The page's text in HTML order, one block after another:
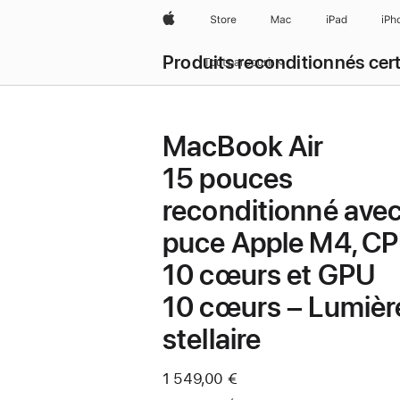
AppleStore Mac iPad
Produits reconditionnés
Tout parcourir
MacBook Air
15 pouces
reconditionné
puce Apple M4,
10 cœurs et GPU
10 cœurs –
stellaire
Maintenant
1 549,00 €